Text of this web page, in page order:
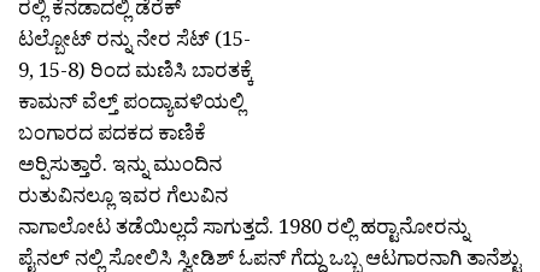
ರಲ್ಲಿ ಕೆನಡಾದಲ್ಲಿ ಡೆರೆಕ್
ಟಲ್ಬೋಟ್ ರನ್ನು ನೇರ ಸೆಟ್ (15-
9, 15-8) ರಿಂದ ಮಣಿಸಿ ಬಾರತಕ್ಕೆ
ಕಾಮನ್ ವೆಲ್ತ್ ಪಂದ್ಯಾವಳಿಯಲ್ಲಿ
ಬಂಗಾರದ ಪದಕದ ಕಾಣಿಕೆ
ಅರ‍್ಪಿಸುತ್ತಾರೆ. ಇನ್ನು ಮುಂದಿನ
ರುತುವಿನಲ್ಲೂ ಇವರ ಗೆಲುವಿನ
ನಾಗಾಲೋಟ ತಡೆಯಿಲ್ಲದೆ ಸಾಗುತ್ತದೆ. 1980 ರಲ್ಲಿ ಹರ‍್ಟಾನೋರನ್ನು
ಪೈನಲ್ ನಲ್ಲಿ ಸೋಲಿಸಿ ಸ್ವೀಡಿಶ್ ಓಪನ್ ಗೆದ್ದು ಒಬ್ಬ ಆಟಗಾರನಾಗಿ ತಾನೆಶ್ಟು